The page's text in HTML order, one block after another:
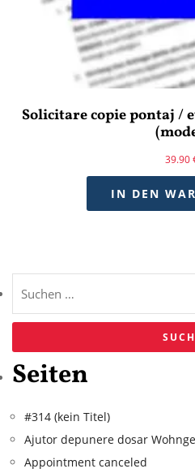
Solicitare copie pontaj /
39.90
IN DEN
Seiten
#314 (kein Titel)
Ajutor depunere dosar
Appointment canceled